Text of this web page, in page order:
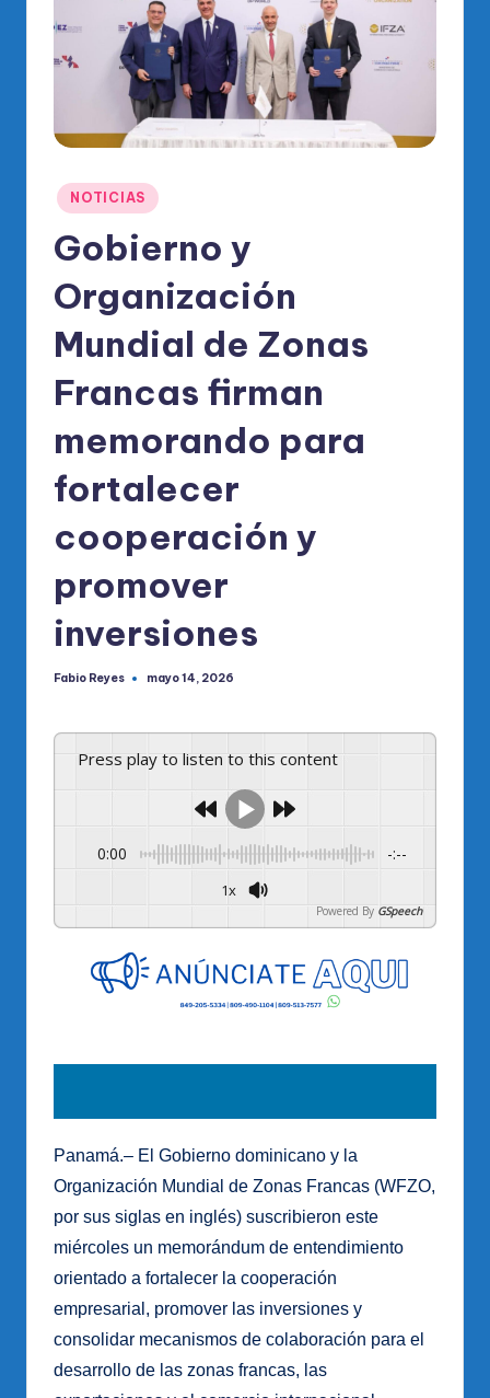
di
O
al
el
R
M
Publicado
en
NOTICIAS
Gobierno y
Organización
Mundial de Zonas
Francas firman
memorando para
fortalecer
cooperación y
promover
inversiones
Publicado
Fabio Reyes mayo 14, 2026
Press play to listen to this content
0:00 -:--
1x
Powered By GSpeech
Panamá.– El Gobierno dominicano y la
Organización Mundial de Zonas Francas (WFZO,
por sus siglas en inglés) suscribieron este
miércoles un memorándum de entendimiento
orientado a fortalecer la cooperación
empresarial, promover las inversiones y
consolidar mecanismos de colaboración para el
desarrollo de las zonas francas, las